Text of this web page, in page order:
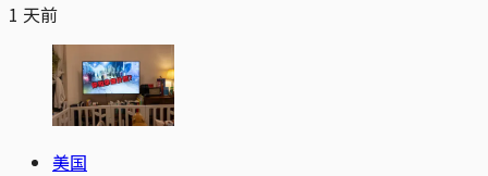
1 天前
美国